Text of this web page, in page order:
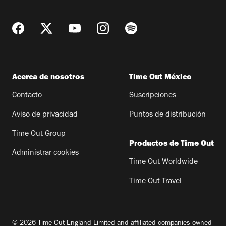
Acerca de nosotros
Contacto
Aviso de privacidad
Time Out Group
Administrar cookies
Time Out México
Suscripciones
Puntos de distribución
Productos de Time Out
Time Out Worldwide
Time Out Travel
© 2026 Time Out England Limited and affiliated companies owned